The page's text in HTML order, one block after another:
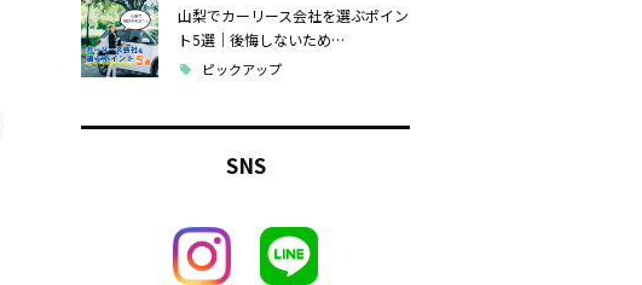
山梨でカーリース会社を選ぶポイン
ト5選｜後悔しないため…
ピックアップ
SNS